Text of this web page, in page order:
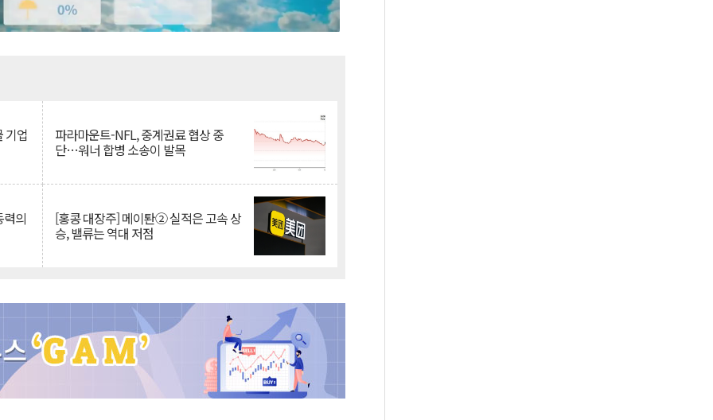
기업 파라마운트-NFL, 중계권료 협상 중
단…워너 합병 소송이 발목
의 [홍콩 대장주] 메이퇀② 실적은 고속 상
승, 밸류는 역대 저점